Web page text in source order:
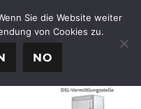
Sie die Website weiter
von Cookies zu.
NO